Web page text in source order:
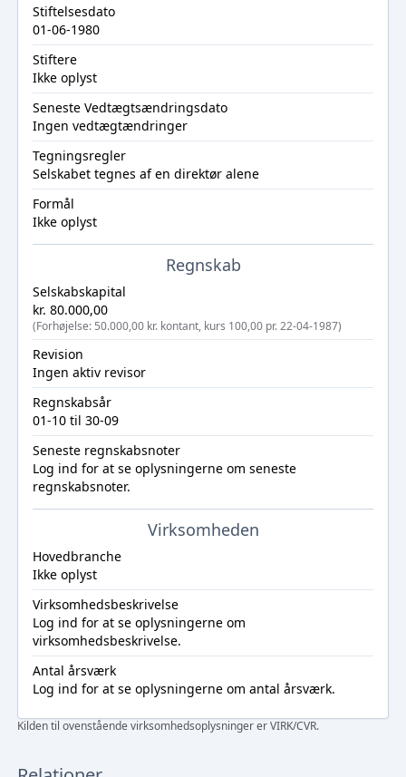
Stiftelsesdato
01-06-1980
Stiftere
Ikke oplyst
Seneste Vedtægtsændringsdato
Ingen vedtægtændringer
Tegningsregler
Selskabet tegnes af en direktør alene
Formål
Ikke oplyst
Regnskab
Selskabskapital
kr. 80.000,00
(Forhøjelse: 50.000,00 kr. kontant, kurs 100,00 pr. 22-04-1987)
Revision
Ingen aktiv revisor
Regnskabsår
01-10 til 30-09
Seneste regnskabsnoter
Log ind for at se oplysningerne om seneste
regnskabsnoter.
Virksomheden
Hovedbranche
Ikke oplyst
Virksomhedsbeskrivelse
Log ind for at se oplysningerne om
virksomhedsbeskrivelse.
Antal årsværk
Log ind for at se oplysningerne om antal årsværk.
Kilden til ovenstående virksomhedsoplysninger er VIRK/CVR.